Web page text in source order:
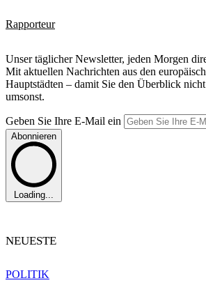
Rapporteur
Unser täglicher Newsletter, jeden Morgen
Mit aktuellen Nachrichten aus den
Hauptstädten – damit Sie den Überblick
umsonst.
Geben Sie Ihre E-Mail ein
Abonnieren
Loading...
NEUESTE
POLITIK